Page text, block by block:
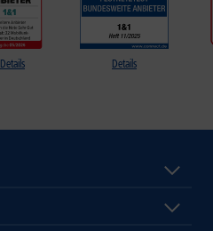
Details Details